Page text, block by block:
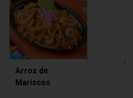
Arroz de
Mariscos